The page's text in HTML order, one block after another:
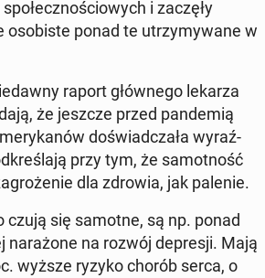
i zaczęły
oso­bi­ste ponad te utrzy­my­wa­ne w
raport głów­ne­go lekarza
że jeszcze przed pan­de­mią
do­świad­cza­ła wy­raź­
przy tym, że sa­mot­ność
dla zdrowia, jak palenie.
czują się samotne, są np. ponad
na­ra­żo­ne na rozwój de­pre­sji. Mają
wyższe ryzyko chorób serca, o